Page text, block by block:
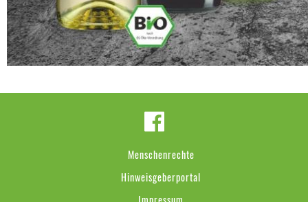
Menschenrechte
Hinweisgeberportal